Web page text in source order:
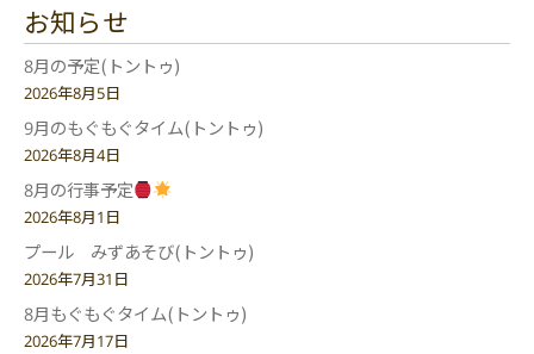
お知らせ
8月の予定(トントゥ)
2026年8月5日
9月のもぐもぐタイム(トントゥ)
2026年8月4日
8月の行事予定
2026年8月1日
プール みずあそび(トントゥ)
2026年7月31日
8月もぐもぐタイム(トントゥ)
2026年7月17日